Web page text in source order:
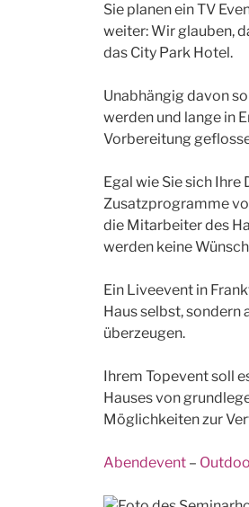
Sie planen ein TV
weiter: Wir glauben,
das City Park Hotel.
Unabhängig davon
werden und lange in
Vorbereitung
Egal wie Sie sich
Zusatzprogramme
die Mitarbeiter des
werden keine
Ein Liveevent in
Haus selbst, sondern
überzeugen.
Ihrem Topevent soll
Hauses von
Möglichkeiten zur
Abendevent –